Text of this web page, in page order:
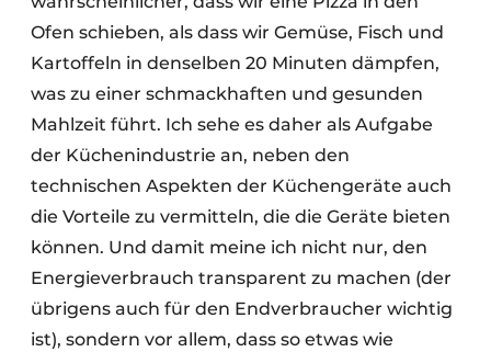
Ofen schieben, als dass wir Gemüse, Fisch und
Kartoffeln in denselben 20 Minuten dämpfen,
was zu einer schmackhaften und gesunden
Mahlzeit führt. Ich sehe es daher als Aufgabe
der Küchenindustrie an, neben den
technischen Aspekten der Küchengeräte auch
die Vorteile zu vermitteln, die die Geräte bieten
können. Und damit meine ich nicht nur, den
Energieverbrauch transparent zu machen (der
übrigens auch für den Endverbraucher wichtig
ist), sondern vor allem, dass so etwas wie